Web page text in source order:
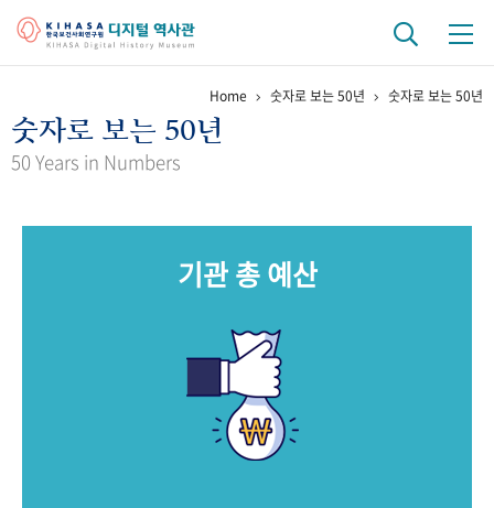
걸어온 길 기관 변천사 역대 기관장
키워드로 보는 연구 역사
문서 기록물 행정박물
Home 숫자로 보는 50년 숫자로 보는 50년
숫자로 보는 50년
50 Years in Numbers
기관 총 예산